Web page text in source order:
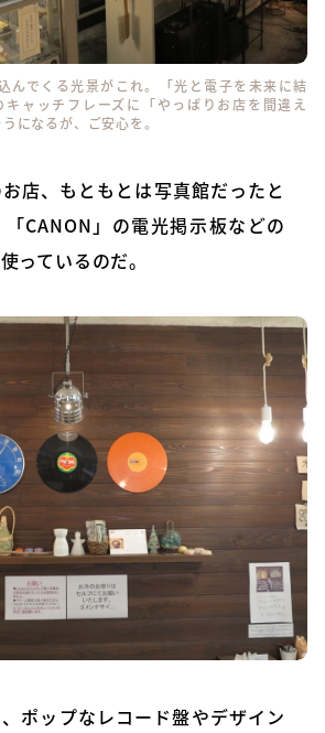
んでくる光景がこれ。「光と電子を未来に結
キャッチフレーズに「やっぱりお店を間違え
になるが、ご安心を。
店、もともとは写真館だったと
CANON」の電光掲示板などの
っているのだ。
ポップなレコード盤やデザイン